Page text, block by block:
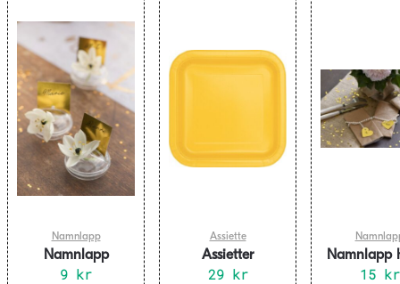
Namnlapp
Namnlapp
fyrkantig guld 10-
9 kr
Assiette
Assietter
fyrkantiga gula 16-
29 kr
Namnlapp
metallic
15 kr